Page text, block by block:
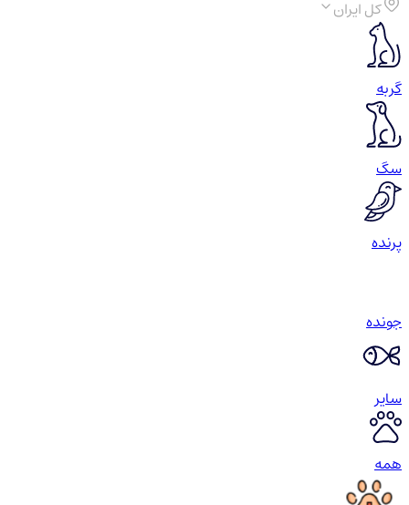
کل ایران
گربه
سگ
پرنده
جونده
سایر
همه